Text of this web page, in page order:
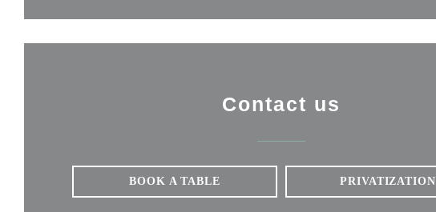
Contact us
BOOK A TABLE PRIVATIZATION